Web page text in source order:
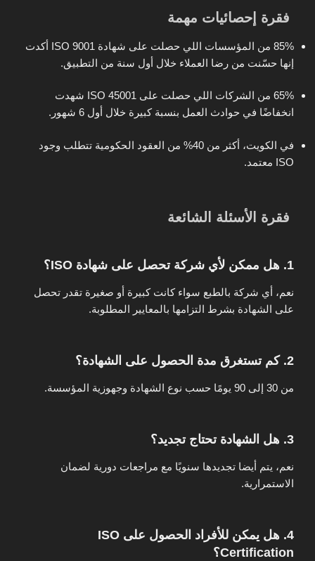
فقرة إحصائيات مهمة
85% من المؤسسات
اللي حصلت على شهادة ISO 9001 أكدت
إنها حسّنت من رضا العملاء خلال أول سنة من التطبيق.
65% من الشركات
اللي حصلت على ISO 45001 شهدت
انخفاضًا في حوادث العمل بنسبة كبيرة خلال أول 6 شهور.
في الكويت، أكثر من 40%
من العقود الحكومية تتطلب وجود
ISO معتمد.
فقرة الأسئلة الشائعة
1. هل ممكن لأي شركة تحصل على شهادة ISO؟
نعم، أي شركة بالطبع سواء كانت كبيرة أو صغيرة تقدر تحصل
على الشهادة بشرط التزامها بالمعايير المطلوبة.
2. كم تستغرق مدة الحصول على الشهادة؟
من 30 إلى 90 يومًا حسب نوع الشهادة وجهوزية المؤسسة.
3. هل الشهادة تحتاج تجديد؟
نعم، يتم أيضا تجديدها سنويًا مع مراجعات دورية لضمان
الاستمرارية.
4. هل يمكن للأفراد الحصول على ISO
Certification؟